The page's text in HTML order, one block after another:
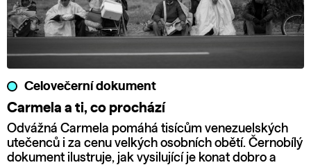
Celovečerní dokument
Carmela a ti, co prochází
Odvážná Carmela pomáhá tisícům venezuelských
utečenců i za cenu velkých osobních obětí. Černobílý
dokument ilustruje, jak vysilující je konat dobro a